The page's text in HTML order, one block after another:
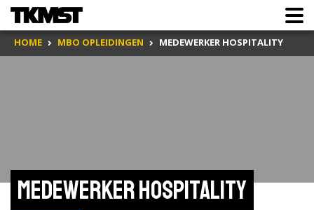
HOME MBO OPLEIDINGEN MEDEWERKER HOSPITALITY
Medewerker hospitality